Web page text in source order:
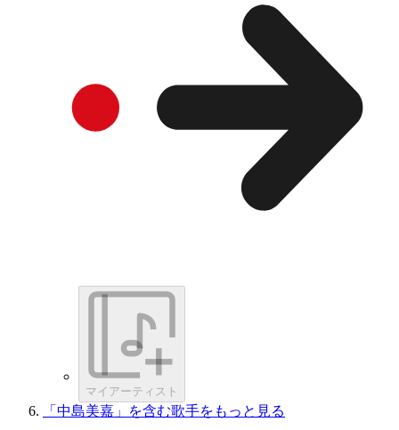
マイアーティスト
「中島美嘉」を含む歌手をもっと見る